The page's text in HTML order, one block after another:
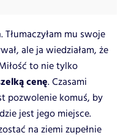
mu swoje
ale ja wiedziałam, że
to nie tylko
cenę. Czasami
pozwolenie komuś, by
jest jego miejsce.
na ziemi zupełnie